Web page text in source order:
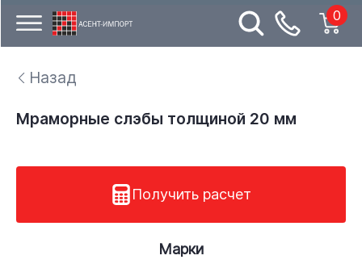
0
Назад
Мраморные слэбы толщиной 20 мм
Получить расчет
Марки